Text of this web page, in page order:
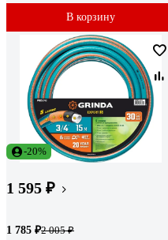
В корзину
-20%
1 595 ₽
1 785 ₽2 005 ₽